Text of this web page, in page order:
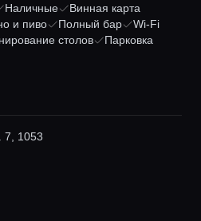
Наличные
Винная карта
и пиво Полный бар
Wi-Fi
столов
Парковка
7, 1053